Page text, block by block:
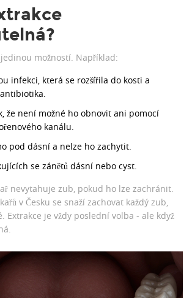
možností. Například:
infekci, která se rozšířila do kosti a
že není možné ho obnovit ani pomocí
kanálu.
pod dásní a nelze ho zachytit.
se zánětů dásní nebo cyst.
nevytahuje zub, pokud ho lze zachránit.
v Česku se snaží zachovat každý zub,
Extrakce je vždy poslední volba - ale když